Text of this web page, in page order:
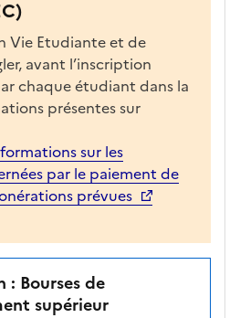
Vie Etudiante et de
avant l’inscription
chaque étudiant dans la
présentes sur
sur les
par le paiement de
prévues
Bourses de
supérieur